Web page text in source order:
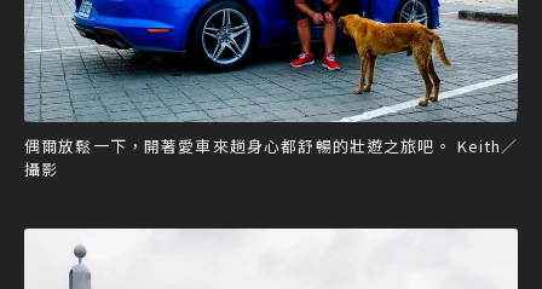
偶爾放鬆一下，開著愛車來趟身心都舒暢的壯遊之旅吧。 Keith／
攝影